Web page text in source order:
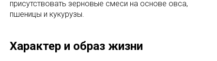
присутствовать зерновые смеси на основе овса,
пшеницы и кукурузы.
Характер и образ жизни